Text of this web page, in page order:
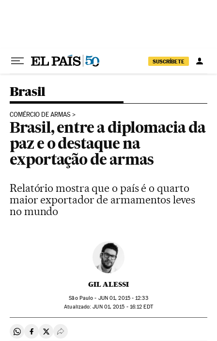
SUSCRÍBETE
Brasil
COMÉRCIO DE ARMAS
Brasil, entre a diplomacia da
paz e o destaque na
exportação de armas
Relatório mostra que o país é o quarto
maior exportador de armamentos leves
no mundo
GIL ALESSI
São Paulo - JUN01, 2015 - 12:33
atualizado: JUN01, 2015 - 16:12 EDT
Compartir en Whatsapp
Compartir en Facebook
Compartir en Twitter
Desplegar Redes Sociales